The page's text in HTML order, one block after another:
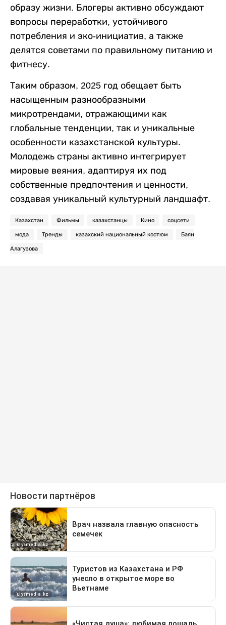
образу жизни. Блогеры активно обсуждают
вопросы переработки, устойчивого
потребления и эко-инициатив, а также
делятся советами по правильному питанию и
фитнесу.
Таким образом, 2025 год обещает быть
насыщенным разнообразными
микротрендами, отражающими как
глобальные тенденции, так и уникальные
особенности казахстанской культуры.
Молодежь страны активно интегрирует
мировые веяния, адаптируя их под
собственные предпочтения и ценности,
создавая уникальный культурный ландшафт.
Казахстан Фильмы казахстанцы Кино соцсети
мода Тренды казахский национальный костюм Баян
Алагузова